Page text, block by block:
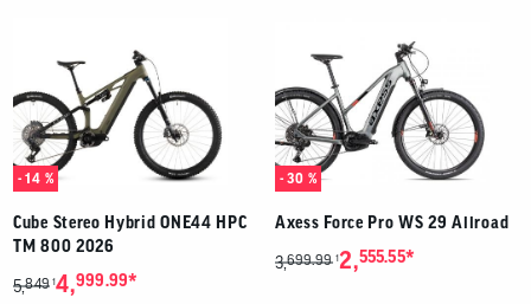
- 14 %
Cube Stereo Hybrid ONE44 HPC
TM 800 2026
5,849 14,999.99*
- 30 %
Axess Force Pro WS 29 Allroad
3,699.99 12,555.55*